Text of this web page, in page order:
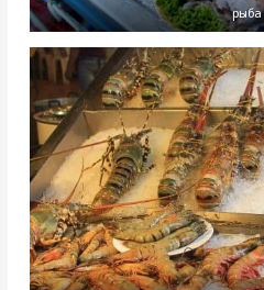
рыба